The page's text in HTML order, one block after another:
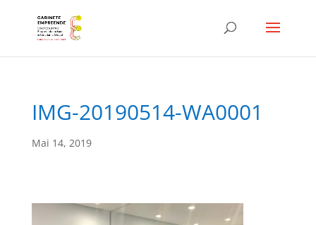
IMG-20190514-WA0001
Mai 14, 2019